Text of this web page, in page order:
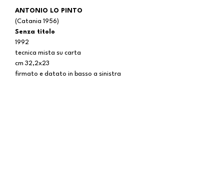
ANTONIO LO PINTO
(Catania 1956)
Senza titolo
1992
tecnica mista su carta
cm 32,2x23
firmato e datato in basso a sinistra